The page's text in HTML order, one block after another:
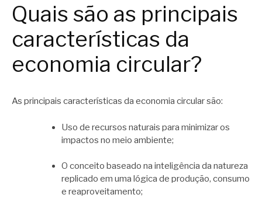
Quais são as principais
características da
economia circular?
As principais características da economia circular são:
Uso de recursos naturais para minimizar os
impactos no meio ambiente;
O conceito baseado na inteligência da natureza
replicado em uma lógica de produção, consumo
e reaproveitamento;